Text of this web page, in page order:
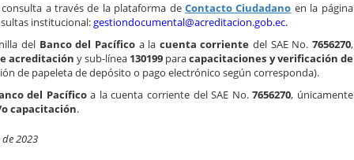
a través de la plataforma deContacto Ciudadano en la página
institucional:gestiondocumental@acreditacion.gob.ec.
del Banco del Pacíficoa la cuenta corriente del SAE No. 7656270,
acreditación y sub-línea 130199 paracapacitaciones y verificación de
de papeleta de depósito o pago electrónico según corresponda).
del Pacíficoa la cuenta corriente del SAE No.7656270, únicamente
capacitación.
2023